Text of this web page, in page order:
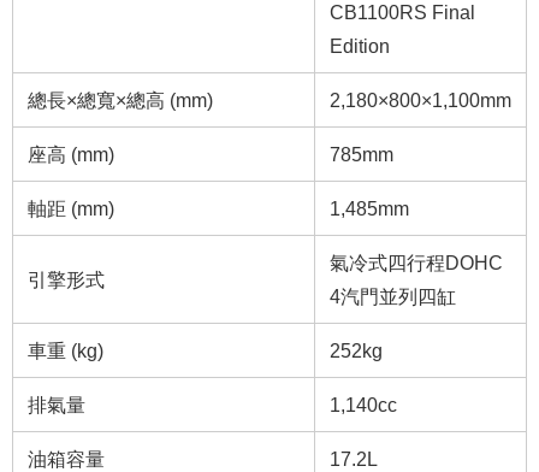
CB1100RS Final
Edition
總長×總寬×總高 (mm) 2,180×800×1,100mm
座高 (mm) 785mm
軸距 (mm) 1,485mm
引擎形式
氣冷式四行程DOHC
4汽門並列四缸
車重 (kg) 252kg
排氣量 1,140cc
油箱容量 17.2L